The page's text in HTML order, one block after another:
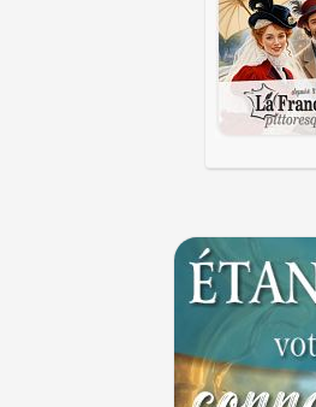
Le masque de